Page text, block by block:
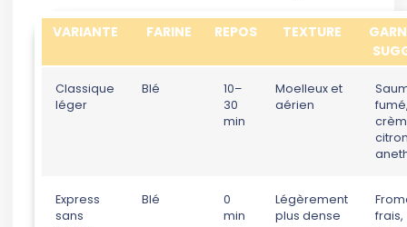
VARIANTE FARINE REPOS TEXTURE
Classique
léger
Blé
10–
30
min
Moelleux et
aérien
Express
sans
Blé
0
min
Légèrement
plus dense
frais,